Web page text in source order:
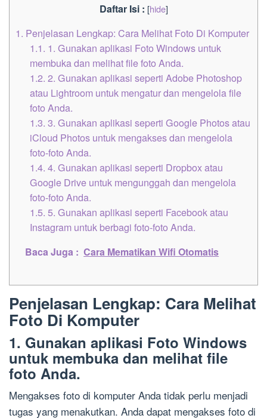
Daftar Isi : [hide]
1. Penjelasan Lengkap: Cara Melihat Foto Di Komputer
1.1. 1. Gunakan aplikasi Foto Windows untuk
membuka dan melihat file foto Anda.
1.2. 2. Gunakan aplikasi seperti Adobe Photoshop
atau Lightroom untuk mengatur dan mengelola file
foto Anda.
1.3. 3. Gunakan aplikasi seperti Google Photos atau
iCloud Photos untuk mengakses dan mengelola
foto-foto Anda.
1.4. 4. Gunakan aplikasi seperti Dropbox atau
Google Drive untuk mengunggah dan mengelola
foto-foto Anda.
1.5. 5. Gunakan aplikasi seperti Facebook atau
Instagram untuk berbagi foto-foto Anda.
Baca Juga : Cara Mematikan Wifi Otomatis
Penjelasan Lengkap: Cara Melihat
Foto Di Komputer
1. Gunakan aplikasi Foto Windows
untuk membuka dan melihat file
foto Anda.
Mengakses foto di komputer Anda tidak perlu menjadi
tugas yang menakutkan. Anda dapat mengakses foto di